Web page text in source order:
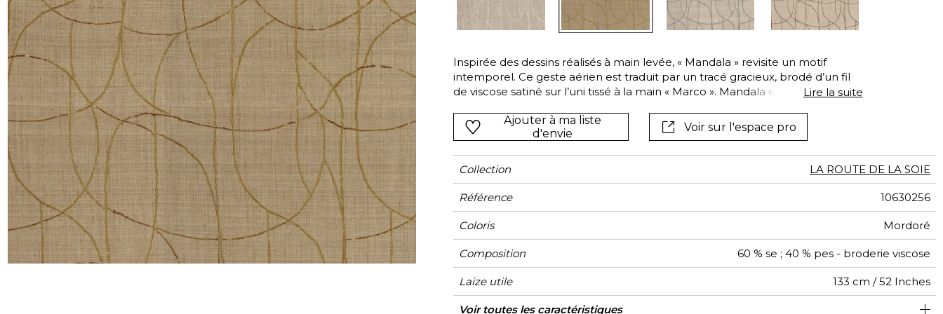
Satin
Soie
Velours
Rose
Rouge
Vert
Violet
Inspirée des dessins réalisés à main levée, « Mandala » revisite un motif
intemporel. Ce geste aérien est traduit par un tracé gracieux, brodé d’un fil
de viscose satiné sur l’uni tissé à la main « Marco ». Mandala est proposée en
Lire la suite
Ajouter à ma liste
d'envie
Voir sur l'espace pro
Collection LA ROUTE DE LA SOIE
Référence 10630256
Coloris Mordoré
Composition 60 % se ; 40 % pes - broderie viscose
Laize utile 133 cm / 52 Inches
Raccord Raccord droit
Poids g/m² 205
Performance
aw - 0.15
Usage
Entretien
Pays d'origine Inde
Rapport Horizontal 67 cm / 26 Inches
Rapport Vertical 79 cm / 31 Inches
Caractéristiques
Voir toutes les caractéristiques